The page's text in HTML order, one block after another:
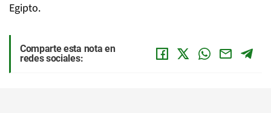
Egipto.
Comparte esta nota en
redes sociales: